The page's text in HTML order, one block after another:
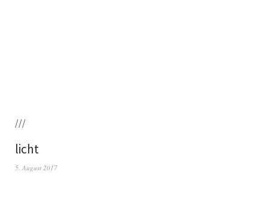
///
licht
5. August 2017